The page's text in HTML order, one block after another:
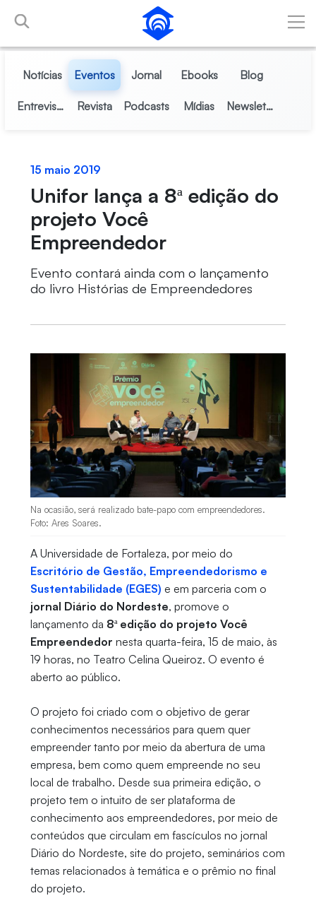
Pular para o Conteúdo principal
Notícias Eventos Jornal Ebooks Blog
Entrevistas Revista Podcasts Mídias Newsletter
15 maio 2019
Unifor lança a 8ª edição do
projeto Você
Empreendedor
Evento contará ainda com o lançamento
do livro Histórias de Empreendedores
Na ocasião, será realizado bate-papo com empreendedores.
Foto: Ares Soares.
A Universidade de Fortaleza, por meio do
Escritório de Gestão, Empreendedorismo e
Sustentabilidade (EGES) e em parceria com o
jornal Diário do Nordeste, promove o
lançamento da 8ª edição do projeto Você
Empreendedor nesta quarta-feira, 15 de maio, às
19 horas, no Teatro Celina Queiroz. O evento é
aberto ao público.
O projeto foi criado com o objetivo de gerar
conhecimentos necessários para quem quer
empreender tanto por meio da abertura de uma
empresa, bem como quem empreende no seu
local de trabalho. Desde sua primeira edição, o
projeto tem o intuito de ser plataforma de
conhecimento aos empreendedores, por meio de
conteúdos que circulam em fascículos no jornal
Diário do Nordeste, site do projeto, seminários com
temas relacionados à temática e o prêmio no final
do projeto.